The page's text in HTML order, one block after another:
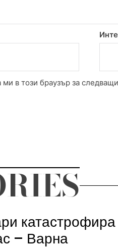
в този браузър за
– Варна